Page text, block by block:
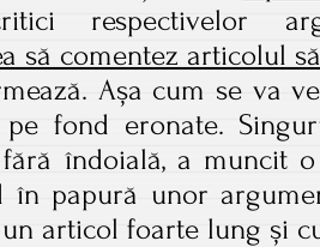
respectivelor
să comentez articolul
Așa cum se va
fond eronate.
îndoială, a muncit
în papură unor
articol foarte lung și